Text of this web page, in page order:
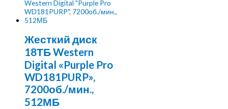
Жесткий диск
18ТБ Western
Digital «Purple Pro
WD181PURP»,
7200об./мин.,
512МБ